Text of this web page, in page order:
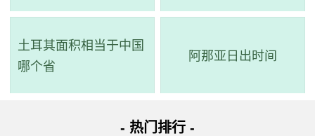
土耳其面积相当于中国
哪个省
阿那亚日出时间
- 热门排行 -